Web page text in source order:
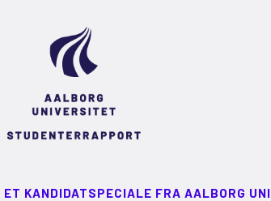
ET KANDIDATSPECIALE FRA AALBORG